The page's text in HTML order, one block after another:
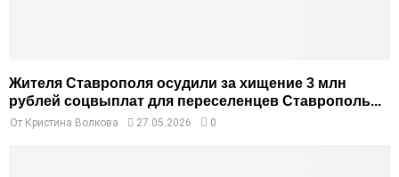
Жителя Ставрополя осудили за хищение 3 млн
рублей соцвыплат для переселенцев Ставрополь...
От Кристина Волкова 27.05.2026 0